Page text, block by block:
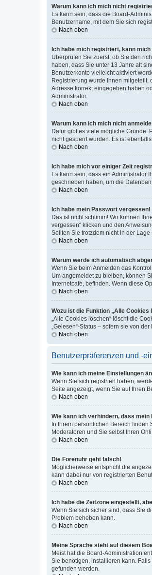
Warum kann ich mich nicht
Es kann sein, dass die Board-
Benutzername, mit dem Sie sich
Nach oben
Ich habe mich registriert, kann
Überprüfen Sie zuerst, ob Sie den
haben, dass Sie unter 13 Jahre alt
Benutzerkonto vielleicht aktiviert
Registrierung wurde Ihnen
Adresse korrekt eingegeben haben
Administrator.
Nach oben
Warum kann ich mich nicht
Dafür gibt es viele mögliche Gründe.
nicht gesperrt wurden. Es ist
Nach oben
Ich habe mich vor einiger Zeit
Es kann sein, dass ein Administrator
geschrieben haben, um die
Nach oben
Ich habe mein Passwort vergessen!
Das ist nicht schlimm! Wir können
vergessen“ klicken und den
Sollten Sie trotzdem nicht in der
Nach oben
Warum werde ich automatisch
Wenn Sie beim Anmelden das
Um angemeldet zu bleiben, können
Internetcafé, befinden. Wenn diese
Nach oben
Wozu ist die Funktion „Alle Cookies
„Alle Cookies löschen“ löscht die
„Gelesen“-Status – sofern sie von
Nach oben
Benutzerpräferenzen und -
Wie kann ich meine Einstellungen
Wenn Sie sich registriert haben,
Seite angezeigt, wenn Sie auf Ihren
Nach oben
Wie kann ich verhindern, dass
In Ihrem persönlichen Bereich
Moderatoren und Sie selbst Ihren
Nach oben
Die Forenuhr geht falsch!
Möglicherweise entspricht die
kann dabei nur von registrierten
Nach oben
Ich habe die Zeitzone eingestellt,
Wenn Sie sich sicher sind, dass Sie
Problem beheben kann.
Nach oben
Meine Sprache steht auf diesem
Meist hat die Board-Administration
Sie benötigen, installieren kann.
gefunden werden.